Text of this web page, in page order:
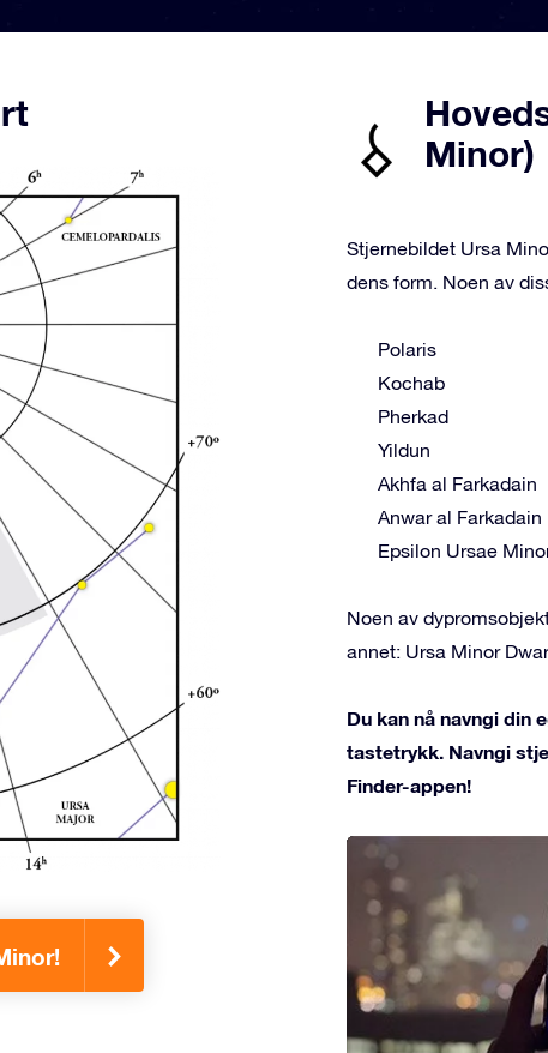
Minor)
Stjernebildet Ursa
dens form. Noen av
Polaris
Kochab
Pherkad
Yildun
Akhfa al Farkadain
Anwar al Farkadain
Epsilon Ursae
Noen av
annet: Ursa Minor
Du kan nå navngi din
tastetrykk. Navngi
Finder-appen!